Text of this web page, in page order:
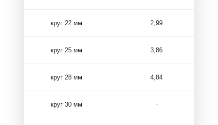
круг 22 мм 2,99
круг 25 мм 3,86
круг 28 мм 4,84
круг 30 мм -